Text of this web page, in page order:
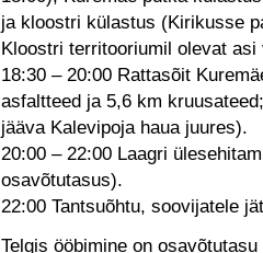
ja kloostri külastus (Kirikusse
Kloostri territooriumil olevat
18:30 – 20:00 Rattasõit
asfaltteed ja 5,6 km
jääva Kalevipoja haua juures).
20:00 – 22:00 Laagri
osavõtutasus).
22:00 Tantsuõhtu, soovijatele
Telgis ööbimine on